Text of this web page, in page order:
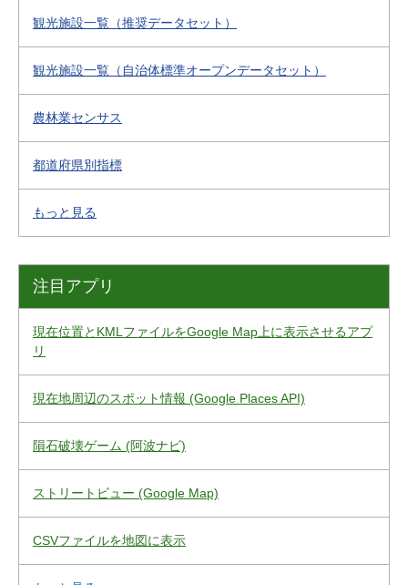
観光施設一覧（推奨データセット）
観光施設一覧（自治体標準オープンデータセット）
農林業センサス
都道府県別指標
もっと見る
注目アプリ
現在位置とKMLファイルをGoogle Map上に表示させるアプ
リ
現在地周辺のスポット情報 (Google Places API)
隕石破壊ゲーム (阿波ナビ)
ストリートビュー (Google Map)
CSVファイルを地図に表示